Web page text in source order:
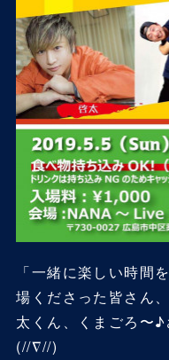
「一緒に楽しい時間
場くださった皆さん
太くん、くまごろ〜
(//∇//)